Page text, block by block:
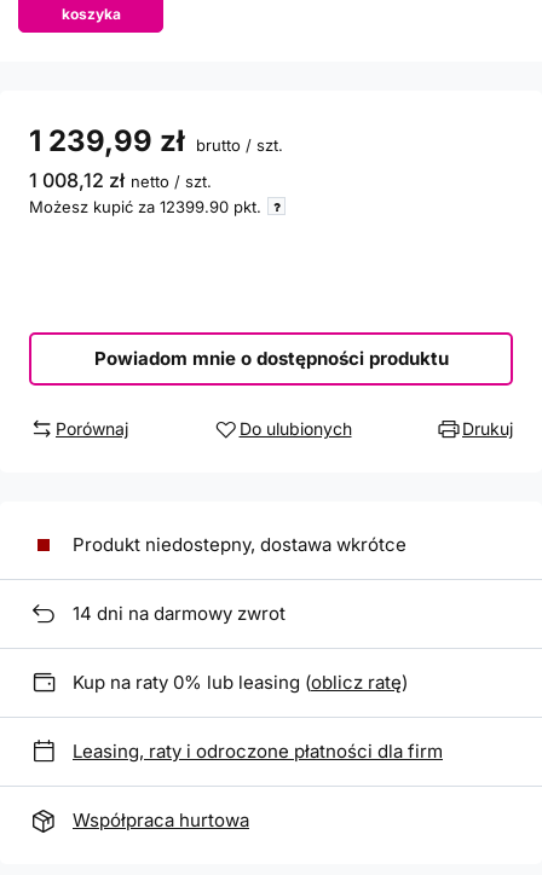
koszyka
1 239,99 zł brutto / szt.
1 008,12 zł netto / szt.
Możesz kupić za 12399.90 pkt.
Powiadom mnie o dostępności produktu
Porównaj Do ulubionych Drukuj
Produkt niedostepny, dostawa wkrótce
14 dni na darmowy zwrot
Kup na raty 0% lub leasing (oblicz ratę)
Leasing, raty i odroczone płatności dla firm
Współpraca hurtowa